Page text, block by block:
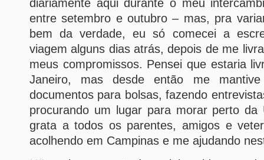
diariamente aqui durante o meu
entre setembro e outubro – mas, pra
bem da verdade, eu só comecei a
viagem alguns dias atrás, depois de me
meus compromissos. Pensei que estaria
Janeiro, mas desde então me mantive
documentos para bolsas, fazendo
procurando um lugar para morar perto da
grata a todos os parentes, amigos e
acolhendo em Campinas e me ajudando